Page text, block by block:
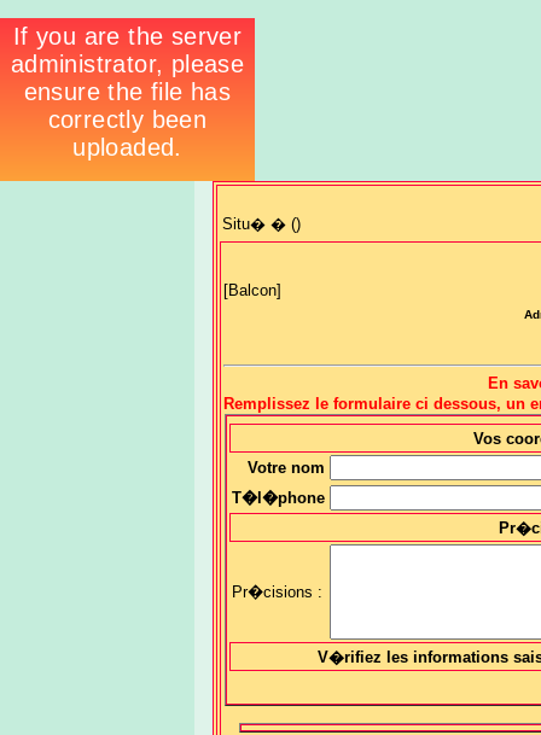
Situ� � ()
[Balcon]
En
Remplissez le formulaire ci dessous, un
Vos
Votre nom
T�l�phone
Pr�cisions :
V�rifiez les informations